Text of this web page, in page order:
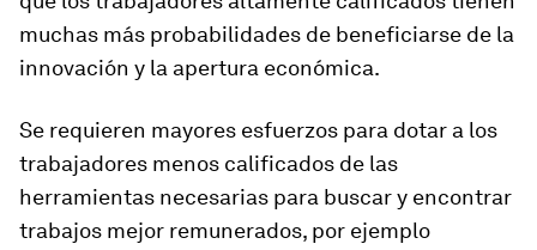
muchas más probabilidades de beneficiarse de la
innovación y la apertura económica.
Se requieren mayores esfuerzos para dotar a los
trabajadores menos calificados de las
herramientas necesarias para buscar y encontrar
trabajos mejor remunerados, por ejemplo